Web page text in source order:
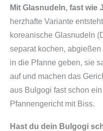
Mit Glasnudeln, fast wie
herzhafte Variante
koreanische Glasnudeln
separat kochen,
in die Pfanne geben, sie
auf und machen das
aus Bulgogi fast schon
Pfannengericht mit Biss.
Hast du dein Bulgogi